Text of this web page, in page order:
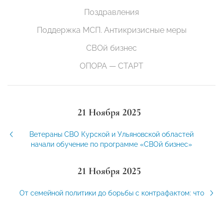
Поздравления
Поддержка МСП. Антикризисные меры
СВОй бизнес
ОПОРА — СТАРТ
21 Ноября 2025
Ветераны СВО Курской и Ульяновской областей
начали обучение по программе «СВОй бизнес»
21 Ноября 2025
От семейной политики до борьбы с контрафактом: что